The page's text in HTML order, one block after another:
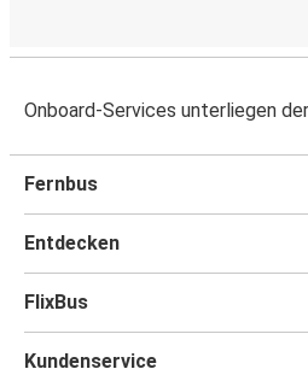
Onboard-Services unterliegen
Fernbus
Entdecken
FlixBus
Kundenservice